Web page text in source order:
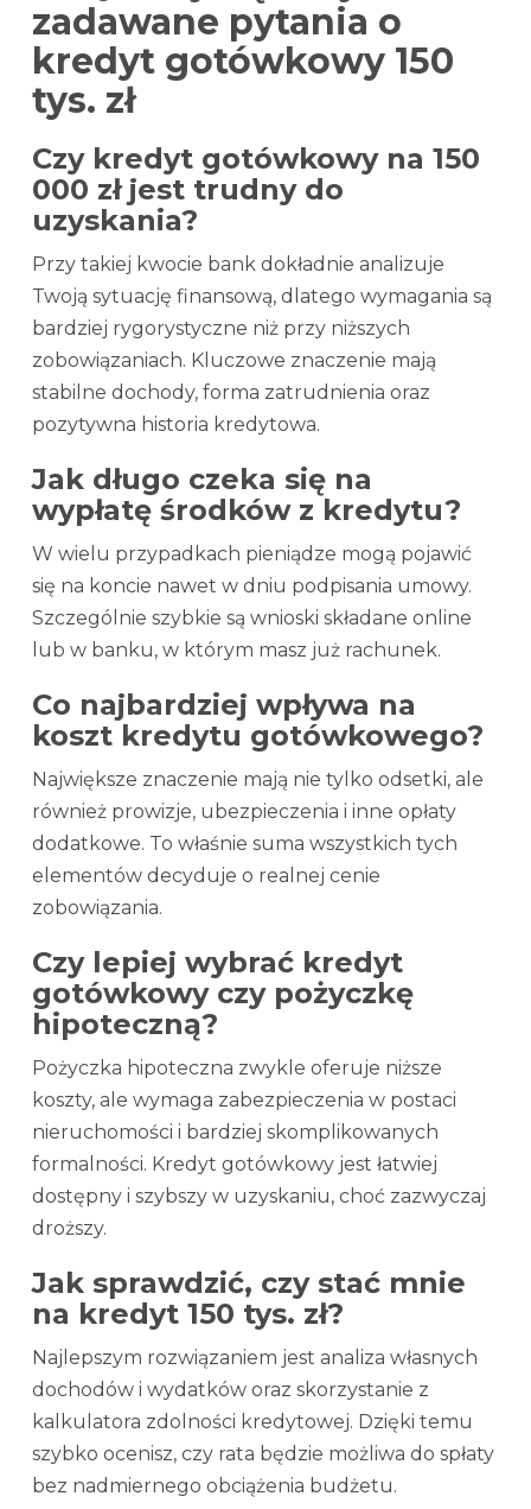
zadawane pytania o
kredyt gotówkowy 150
tys. zł
Czy kredyt gotówkowy na 150
000 zł jest trudny do
uzyskania?
Przy takiej kwocie bank dokładnie analizuje
Twoją sytuację finansową, dlatego wymagania są
bardziej rygorystyczne niż przy niższych
zobowiązaniach. Kluczowe znaczenie mają
stabilne dochody, forma zatrudnienia oraz
pozytywna historia kredytowa.
Jak długo czeka się na
wypłatę środków z kredytu?
W wielu przypadkach pieniądze mogą pojawić
się na koncie nawet w dniu podpisania umowy.
Szczególnie szybkie są wnioski składane online
lub w banku, w którym masz już rachunek.
Co najbardziej wpływa na
koszt kredytu gotówkowego?
Największe znaczenie mają nie tylko odsetki, ale
również prowizje, ubezpieczenia i inne opłaty
dodatkowe. To właśnie suma wszystkich tych
elementów decyduje o realnej cenie
zobowiązania.
Czy lepiej wybrać kredyt
gotówkowy czy pożyczkę
hipoteczną?
Pożyczka hipoteczna zwykle oferuje niższe
koszty, ale wymaga zabezpieczenia w postaci
nieruchomości i bardziej skomplikowanych
formalności. Kredyt gotówkowy jest łatwiej
dostępny i szybszy w uzyskaniu, choć zazwyczaj
droższy.
Jak sprawdzić, czy stać mnie
na kredyt 150 tys. zł?
Najlepszym rozwiązaniem jest analiza własnych
dochodów i wydatków oraz skorzystanie z
kalkulatora zdolności kredytowej. Dzięki temu
szybko ocenisz, czy rata będzie możliwa do spłaty
bez nadmiernego obciążenia budżetu.